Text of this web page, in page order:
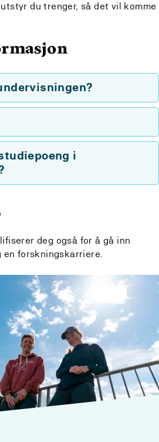
du trenger, så det vil komme
i
deg også for å gå inn
en forskningskarriere.